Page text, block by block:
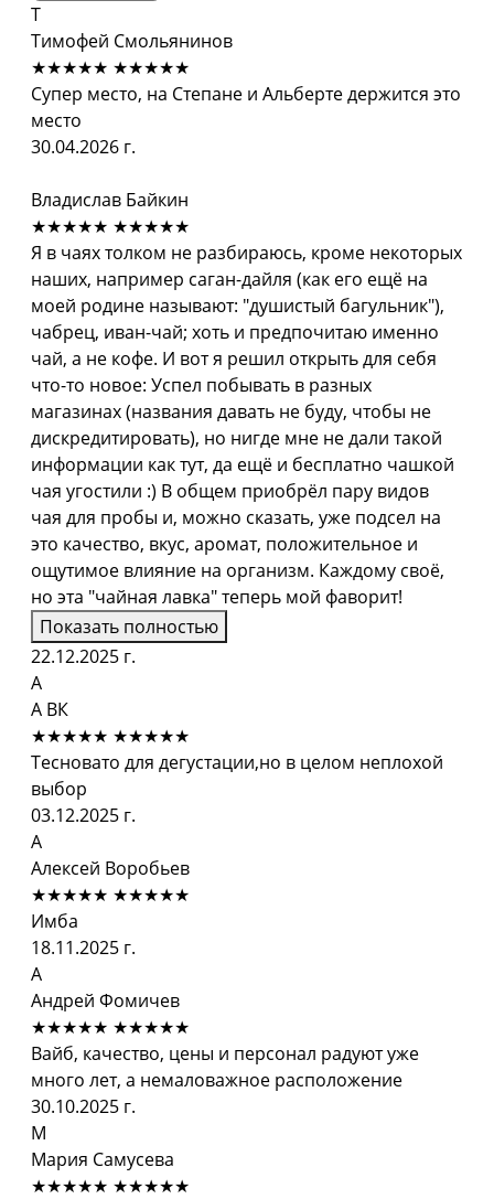
Т
Тимофей Смольянинов
★★★★★ ★★★★★
Супер место, на Степане и Альберте держится это
место
30.04.2026 г.
Владислав Байкин
★★★★★ ★★★★★
Я в чаях толком не разбираюсь, кроме некоторых
наших, например саган-дайля (как его ещё на
моей родине называют: "душистый багульник"),
чабрец, иван-чай; хоть и предпочитаю именно
чай, а не кофе. И вот я решил открыть для себя
что-то новое: Успел побывать в разных
магазинах (названия давать не буду, чтобы не
дискредитировать), но нигде мне не дали такой
информации как тут, да ещё и бесплатно чашкой
чая угостили :) В общем приобрёл пару видов
чая для пробы и, можно сказать, уже подсел на
это качество, вкус, аромат, положительное и
ощутимое влияние на организм. Каждому своё,
но эта "чайная лавка" теперь мой фаворит!
Показать полностью
22.12.2025 г.
А
А ВК
★★★★★ ★★★★★
Тесновато для дегустации,но в целом неплохой
выбор
03.12.2025 г.
А
Алексей Воробьев
★★★★★ ★★★★★
Имба
18.11.2025 г.
А
Андрей Фомичев
★★★★★ ★★★★★
Вайб, качество, цены и персонал радуют уже
много лет, а немаловажное расположение
30.10.2025 г.
М
Мария Самусева
★★★★★ ★★★★★